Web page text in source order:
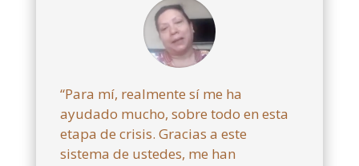
“Para mí, realmente sí me ha
ayudado mucho, sobre todo en esta
etapa de crisis. Gracias a este
sistema de ustedes, me han